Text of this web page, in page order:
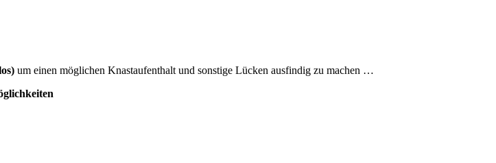
um einen möglichen Knastaufenthalt und sonstige Lücken ausfindig zu machen …